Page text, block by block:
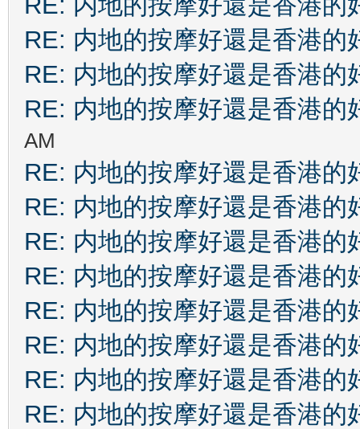
RE: 内地的按摩好還是香港的
RE: 内地的按摩好還是香港的
RE: 内地的按摩好還是香港的
AM
RE: 内地的按摩好還是香港的
RE: 内地的按摩好還是香港的
RE: 内地的按摩好還是香港的
RE: 内地的按摩好還是香港的
RE: 内地的按摩好還是香港的
RE: 内地的按摩好還是香港的
RE: 内地的按摩好還是香港的
RE: 内地的按摩好還是香港的